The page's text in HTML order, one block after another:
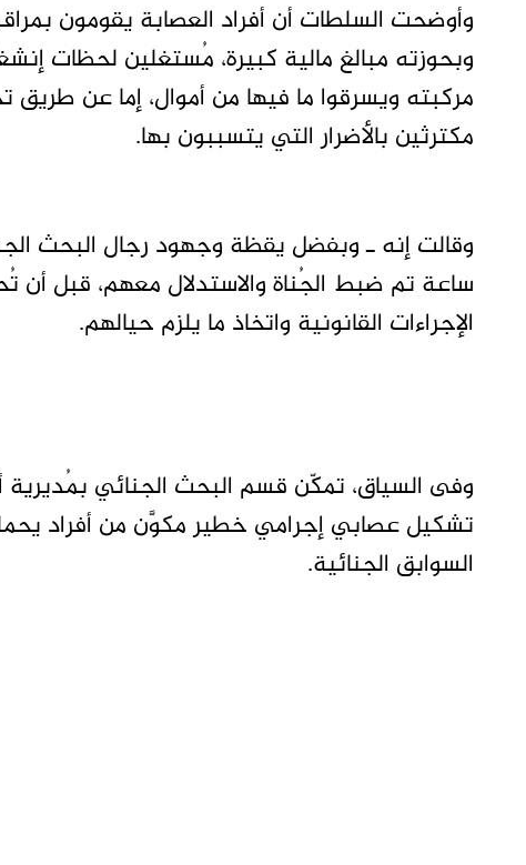
وأوضحت السلطات أن أفراد العصابة يقومون
وبحوزته مبالغ مالية كبيرة، مُستغلين لحظات
مركبته ويسرقوا ما فيها من أموال، إما عن طريق
مكترثين بالأضرار التي يتسببون بها.
ساعة تم ضبط الجُناة والاستدلال معهم، قبل أن
الإجراءات القانونية واتخاذ ما يلزم حيالهم.
وفى السياق، تمكّن قسم البحث الجنائي بمُديرية
تشكيل عصابي إجرامي خطير مكوَّن من أفراد
السوابق الجنائية.